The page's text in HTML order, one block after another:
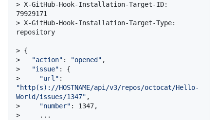
> X-GitHub-Hook-Installation-Target-ID:
79929171
> X-GitHub-Hook-Installation-Target-Type:
repository
> {
>
"action" : "opened" ,
>
"issue" : {
>
"url"
"http(s)://HOSTNAME/api/v3/repos/octocat/Hello-
World/issues/1347" ,
>
"number" : 1347,
>
    ...